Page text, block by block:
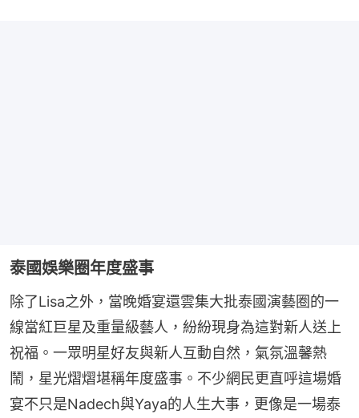
泰國娛樂圈年度盛事
除了Lisa之外，當晚婚宴還雲集大批泰國演藝圈的一
線當紅巨星及重量級藝人，紛紛現身為這對新人送上
祝福。一眾明星好友與新人互動自然，氣氛溫馨熱
鬧，星光熠熠堪稱年度盛事。不少網民更直呼這場婚
宴不只是Nadech與Yaya的人生大事，更像是一場泰